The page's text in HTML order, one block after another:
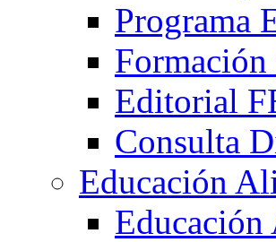
Programa
Editorial
Consulta
Educación
Educación